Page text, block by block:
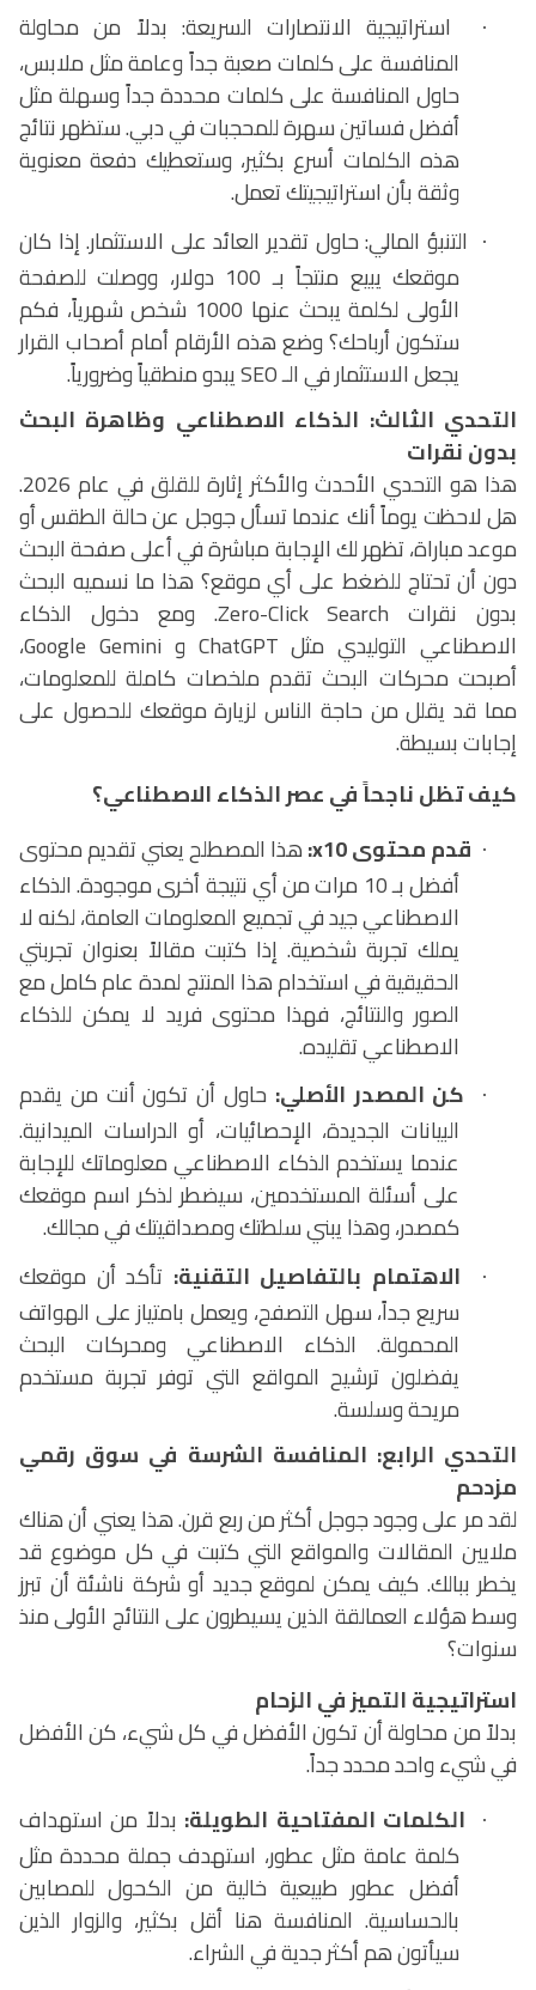
·
استراتيجية الانتصارات السريعة: بدلاً من محاولة
المنافسة على كلمات صعبة جداً وعامة مثل ملابس،
حاول المنافسة على كلمات محددة جداً وسهلة مثل
أفضل فساتين سهرة للمحجبات في دبي. ستظهر نتائج
هذه الكلمات أسرع بكثير، وستعطيك دفعة معنوية
وثقة بأن استراتيجيتك تعمل.
·
التنبؤ المالي: حاول تقدير العائد على الاستثمار. إذا كان
موقعك يبيع منتجاً بـ 100 دولار، ووصلت للصفحة
الأولى لكلمة يبحث عنها 1000 شخص شهرياً، فكم
ستكون أرباحك؟ وضع هذه الأرقام أمام أصحاب القرار
يجعل الاستثمار في الـSEOيبدو منطقياً وضرورياً.
التحدي الثالث: الذكاء الاصطناعي وظاهرة البحث
بدون نقرات
هذا هو التحدي الأحدث والأكثر إثارة للقلق في عام 2026.
هل لاحظت يوماً أنك عندما تسأل جوجل عن حالة الطقس أو
موعد مباراة، تظهر لك الإجابة مباشرة في أعلى صفحة البحث
دون أن تحتاج للضغط على أي موقع؟ هذا ما نسميه البحث
بدون نقرات Zero-Click Search
. ومع دخول الذكاء
الاصطناعي التوليدي مثل ChatGPT وGoogle Gemini،
أصبحت محركات البحث تقدم ملخصات كاملة للمعلومات،
مما قد يقلل من حاجة الناس لزيارة موقعك للحصول على
إجابات بسيطة.
كيف تظل ناجحاً في عصر الذكاء الاصطناعي؟
· قدم محتوى 10 x
:هذا المصطلح يعني تقديم محتوى
أفضل بـ 10 مرات من أي نتيجة أخرى موجودة. الذكاء
الاصطناعي جيد في تجميع المعلومات العامة، لكنه لا
يملك تجربة شخصية. إذا كتبت مقالاً بعنوان تجربتي
الحقيقية في استخدام هذا المنتج لمدة عام كامل مع
الصور والنتائج، فهذا محتوى فريد لا يمكن للذكاء
الاصطناعي تقليده.
· كن المصدر الأصلي: حاول أن تكون أنت من يقدم
البيانات الجديدة، الإحصائيات، أو الدراسات الميدانية.
عندما يستخدم الذكاء الاصطناعي معلوماتك للإجابة
على أسئلة المستخدمين، سيضطر لذكر اسم موقعك
كمصدر، وهذا يبني سلطتك ومصداقيتك في مجالك.
· الاهتمام بالتفاصيل التقنية: تأكد أن موقعك
سريع جداً، سهل التصفح، ويعمل بامتياز على الهواتف
المحمولة. الذكاء الاصطناعي ومحركات البحث
يفضلون ترشيح المواقع التي توفر تجربة مستخدم
مريحة وسلسة.
التحدي الرابع: المنافسة الشرسة في سوق رقمي
مزدحم
لقد مر على وجود جوجل أكثر من ربع قرن. هذا يعني أن هناك
ملايين المقالات والمواقع التي كتبت في كل موضوع قد
يخطر ببالك. كيف يمكن لموقع جديد أو شركة ناشئة أن تبرز
وسط هؤلاء العمالقة الذين يسيطرون على النتائج الأولى منذ
سنوات؟
استراتيجية التميز في الزحام
بدلاً من محاولة أن تكون الأفضل في كل شيء، كن الأفضل
في شيء واحد محدد جداً.
· الكلمات المفتاحية الطويلة: بدلاً من استهداف
كلمة عامة مثل عطور، استهدف جملة محددة مثل
أفضل عطور طبيعية خالية من الكحول للمصابين
بالحساسية. المنافسة هنا أقل بكثير، والزوار الذين
سيأتون هم أكثر جدية في الشراء.